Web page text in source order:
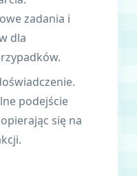
zadania i
dla
podejście
się na